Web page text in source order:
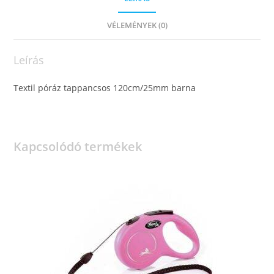
VÉLEMÉNYEK (0)
Leírás
Textil póráz tappancsos 120cm/25mm barna
Kapcsolódó termékek